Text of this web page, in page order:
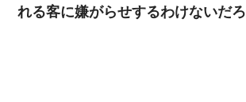
れる客に嫌がらせするわけないだろ